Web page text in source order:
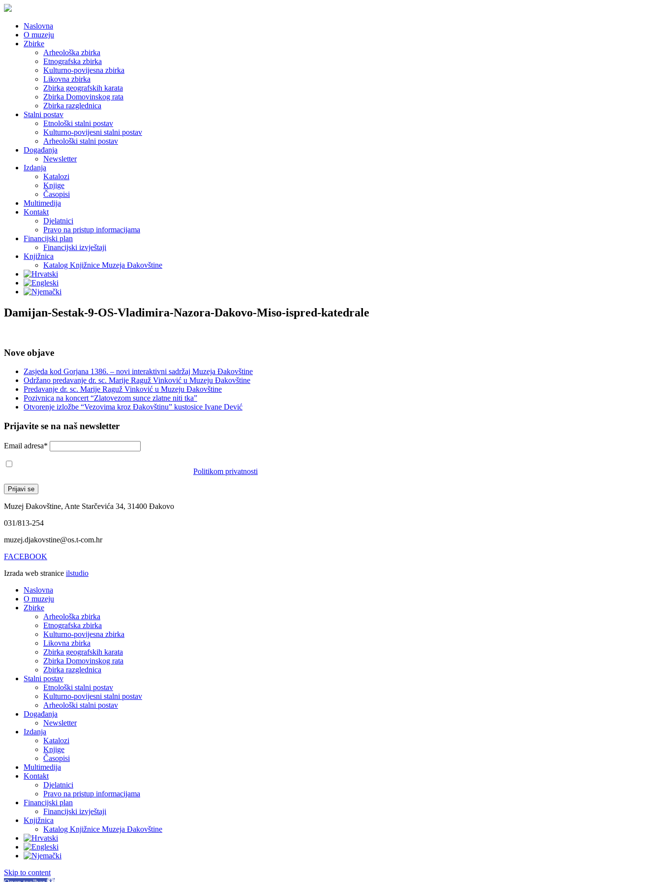
Naslovna
O muzeju
Zbirke
Arheološka zbirka
Etnografska zbirka
Kulturno-povijesna zbirka
Likovna zbirka
Zbirka geografskih karata
Zbirka Domovinskog rata
Zbirka razglednica
Stalni postav
Etnološki stalni postav
Kulturno-povijesni stalni postav
Arheološki stalni postav
Događanja
Newsletter
Izdanja
Katalozi
Knjige
Časopisi
Multimedija
Kontakt
Djelatnici
Pravo na pristup informacijama
Financijski plan
Financijski izvještaji
Knjižnica
Katalog Knjižnice Muzeja Đakovštine
Damijan-Sestak-9-OS-Vladimira-Nazora-Dakovo-Miso-ispred-katedrale
Nove objave
Zasjeda kod Gorjana 1386. – novi interaktivni sadržaj Muzeja Đakovštine
Održano predavanje dr. sc. Marije Raguž Vinković u Muzeju Đakovštine
Predavanje dr. sc. Marije Raguž Vinković u Muzeju Đakovštine
Pozivnica na koncert “Zlatovezom sunce zlatne niti tka”
Otvorenje izložbe “Vezovima kroz Đakovštinu” kustosice Ivane Dević
Prijavite se na naš newsletter
Email adresa*
Politikom privatnosti
Muzej Đakovštine, Ante Starčevića 34, 31400 Đakovo
031/813-254
muzej.djakovstine@os.t-com.hr
FACEBOOK
Izrada web stranice ilstudio
Naslovna
O muzeju
Zbirke
Arheološka zbirka
Etnografska zbirka
Kulturno-povijesna zbirka
Likovna zbirka
Zbirka geografskih karata
Zbirka Domovinskog rata
Zbirka razglednica
Stalni postav
Etnološki stalni postav
Kulturno-povijesni stalni postav
Arheološki stalni postav
Događanja
Newsletter
Izdanja
Katalozi
Knjige
Časopisi
Multimedija
Kontakt
Djelatnici
Pravo na pristup informacijama
Financijski plan
Financijski izvještaji
Knjižnica
Katalog Knjižnice Muzeja Đakovštine
Skip to content